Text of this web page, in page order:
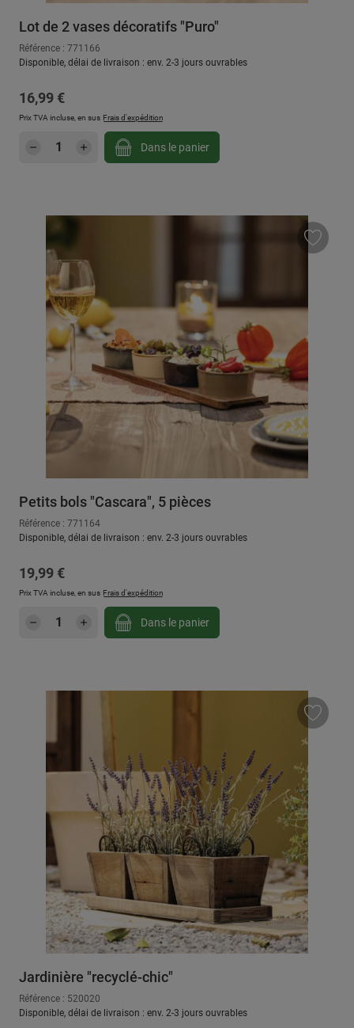
Lot de 2 vases décoratifs "Puro"
Référence : 771166
Disponible, délai de livraison : env. 2-3 jours ouvrables
Prix régulier :
16,99 €
Prix TVA incluse, en sus Frais d'expédition
Quantité de produit : Entrez la quantité
Dans le panier
Petits bols "Cascara", 5 pièces
Référence : 771164
Disponible, délai de livraison : env. 2-3 jours ouvrables
Prix régulier :
19,99 €
Prix TVA incluse, en sus Frais d'expédition
Quantité de produit : Entrez la quantité
Dans le panier
Jardinière "recyclé-chic"
Référence : 520020
Disponible, délai de livraison : env. 2-3 jours ouvrables